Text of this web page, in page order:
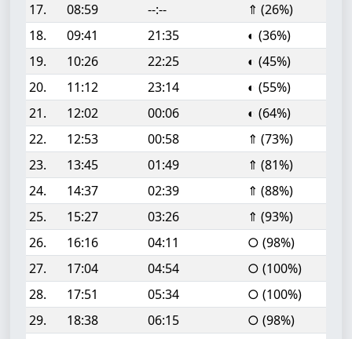
17.
08:59 --:--
⇑ (26%)
18.
09:41 21:35
◐ (36%)
19.
10:26 22:25
◐ (45%)
20.
11:12 23:14
◐ (55%)
21.
12:02 00:06
◐ (64%)
22.
12:53 00:58
⇑ (73%)
23.
13:45 01:49
⇑ (81%)
24.
14:37 02:39
⇑ (88%)
25.
15:27 03:26
⇑ (93%)
26.
16:16 04:11
○ (98%)
27.
17:04 04:54
○ (100%)
28.
17:51 05:34
○ (100%)
29.
18:38 06:15
○ (98%)